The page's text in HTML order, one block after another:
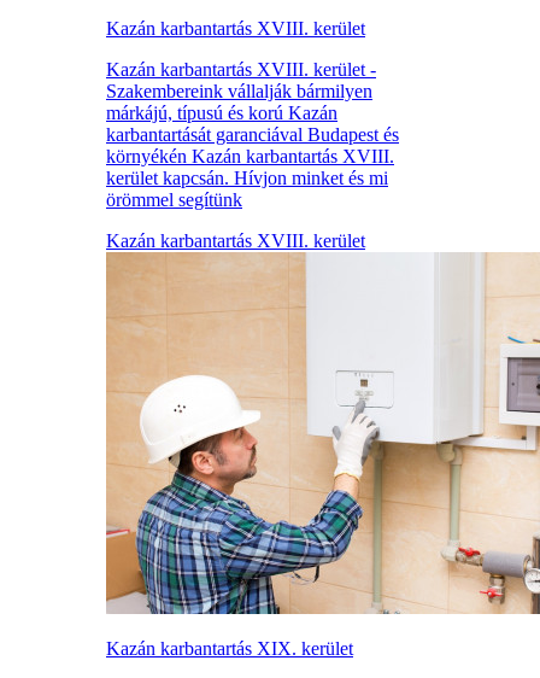
Kazán karbantartás XVIII. kerület
Kazán karbantartás XVIII. kerület -
Szakembereink vállalják bármilyen
márkájú, típusú és korú Kazán
karbantartását garanciával Budapest és
környékén Kazán karbantartás XVIII.
kerület kapcsán. Hívjon minket és mi
örömmel segítünk
Kazán karbantartás XVIII. kerület
Kazán karbantartás XIX. kerület